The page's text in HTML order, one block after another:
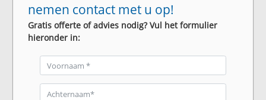
nemen contact met u op!
Gratis offerte of advies nodig? Vul het formulier
hieronder in: